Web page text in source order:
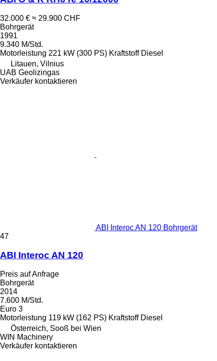
32.000 € ≈ 29.900 CHF
Bohrgerät
1991
9.340 M/Std.
Motorleistung 221 kW (300 PS) Kraftstoff Diesel
Litauen, Vilnius
UAB Geolizingas
Verkäufer kontaktieren
ABI Interoc AN 120 Bohrgerät
47
ABI Interoc AN 120
Preis auf Anfrage
Bohrgerät
2014
7.600 M/Std.
Euro 3
Motorleistung 119 kW (162 PS) Kraftstoff Diesel
Österreich, Sooß bei Wien
WIN Machinery
Verkäufer kontaktieren